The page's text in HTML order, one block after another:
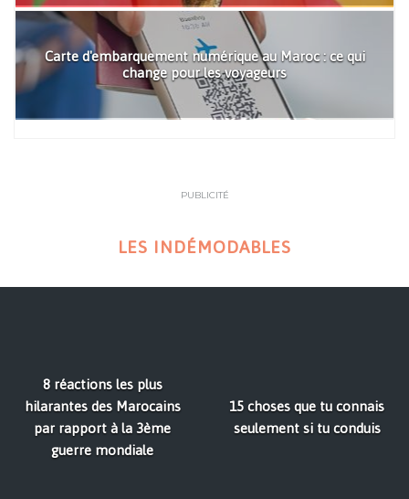
Carte d'embarquement numérique au Maroc : ce qui
change pour les voyageurs
PUBLICITÉ
LES INDÉMODABLES
8 réactions les plus
hilarantes des Marocains
par rapport à la 3ème
guerre mondiale
15 choses que tu connais
seulement si tu conduis